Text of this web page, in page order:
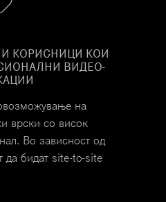
КОРИСНИЦИ КОИ
ВИДЕО-
на
врски со висок
Во зависност од
да бидат site-to-site